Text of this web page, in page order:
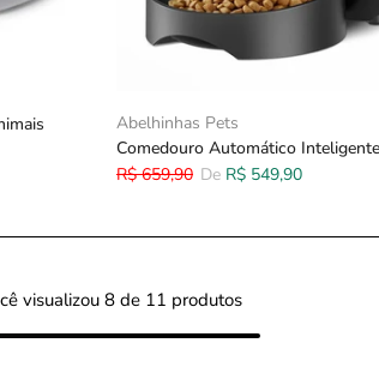
Abelhinhas Pets
Comedouro Automático Inteligente
R$ 659,90 De R$ 549,90
visualizou 8de 11 produtos